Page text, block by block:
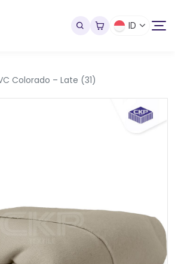
ID
Colorado – Late (31)